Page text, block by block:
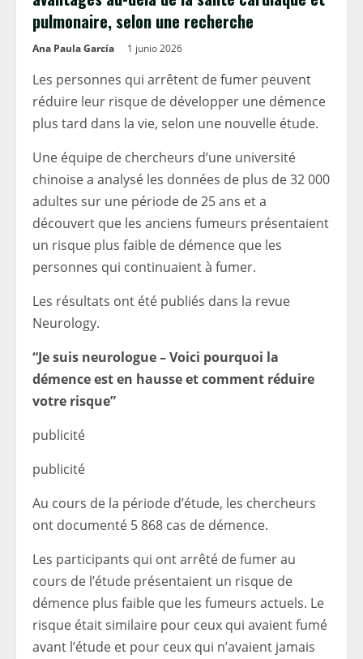
pulmonaire, selon une recherche
Ana Paula García 1 junio 2026
Les personnes qui arrêtent de fumer peuvent
réduire leur risque de développer une démence
plus tard dans la vie, selon une nouvelle étude.
Une équipe de chercheurs d’une université
chinoise a analysé les données de plus de 32 000
adultes sur une période de 25 ans et a
découvert que les anciens fumeurs présentaient
un risque plus faible de démence que les
personnes qui continuaient à fumer.
Les résultats ont été publiés dans la revue
Neurology.
“Je suis neurologue – Voici pourquoi la
démence est en hausse et comment réduire
votre risque”
publicité
publicité
Au cours de la période d’étude, les chercheurs
ont documenté 5 868 cas de démence.
Les participants qui ont arrêté de fumer au
cours de l’étude présentaient un risque de
démence plus faible que les fumeurs actuels. Le
risque était similaire pour ceux qui avaient fumé
avant l’étude et pour ceux qui n’avaient jamais